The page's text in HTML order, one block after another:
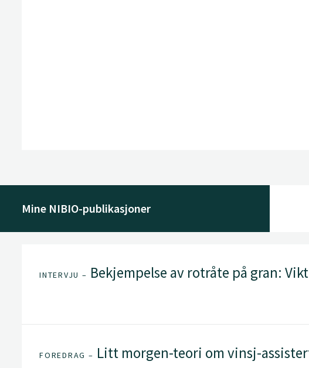
Mine NIBIO-publikasjoner
INTERVJU – Bekjempelse av rotråte på gran:
FOREDRAG – Litt morgen-teori om vinsj-